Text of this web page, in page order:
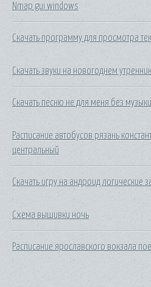
Nmap gui windows
Скачать программу для просмотра
Скачать звуки на новогоднем
Скачать песню не для меня без музыки
Расписание автобусов рязань
центральный
Скачать игру на андроид логические
Схема вышивки ночь
Расписание ярославского вокзала